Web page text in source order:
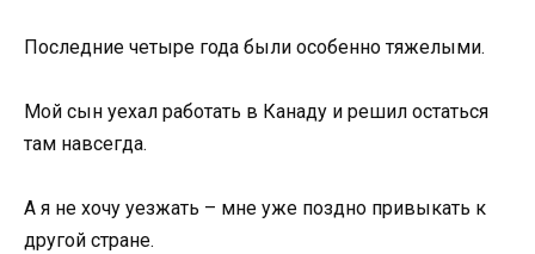
Последние четыре года были особенно тяжелыми.
Мой сын уехал работать в Канаду и решил остаться
там навсегда.
А я не хочу уезжать – мне уже поздно привыкать к
другой стране.